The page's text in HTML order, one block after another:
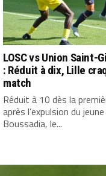
LOSC vs Union Saint-
: Réduit à dix, Lille
match
Réduit à 10 dès la
après l’expulsion du
Boussadia, le...